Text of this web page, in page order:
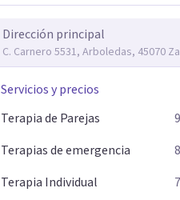
Dirección principal
C. Carnero 5531, Arboledas, 45070
Servicios y precios
Terapia de Parejas
Terapias de emergencia
Terapia Individual